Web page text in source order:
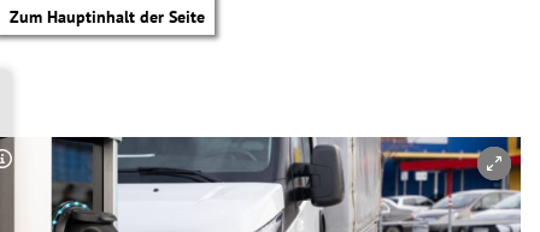
Zum Hauptinhalt der Seite
Copyright-Hinweis öffnen/schließen